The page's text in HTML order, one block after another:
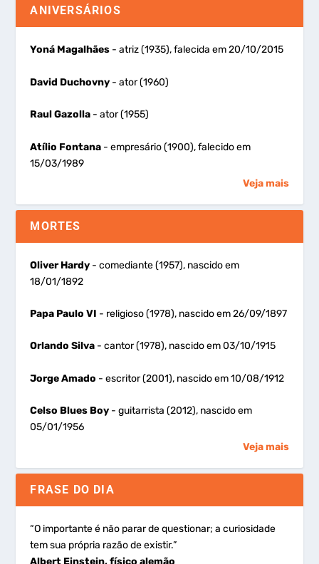
ANIVERSÁRIOS
Yoná Magalhães - atriz (1935), falecida em 20/10/2015
David Duchovny - ator (1960)
Raul Gazolla - ator (1955)
Atílio Fontana - empresário (1900), falecido em
15/03/1989
Veja mais
MORTES
Oliver Hardy - comediante (1957), nascido em
18/01/1892
Papa Paulo VI - religioso (1978), nascido em 26/09/1897
Orlando Silva - cantor (1978), nascido em 03/10/1915
Jorge Amado - escritor (2001), nascido em 10/08/1912
Celso Blues Boy - guitarrista (2012), nascido em
05/01/1956
Veja mais
FRASE DO DIA
“O importante é não parar de questionar; a curiosidade
tem sua própria razão de existir.”